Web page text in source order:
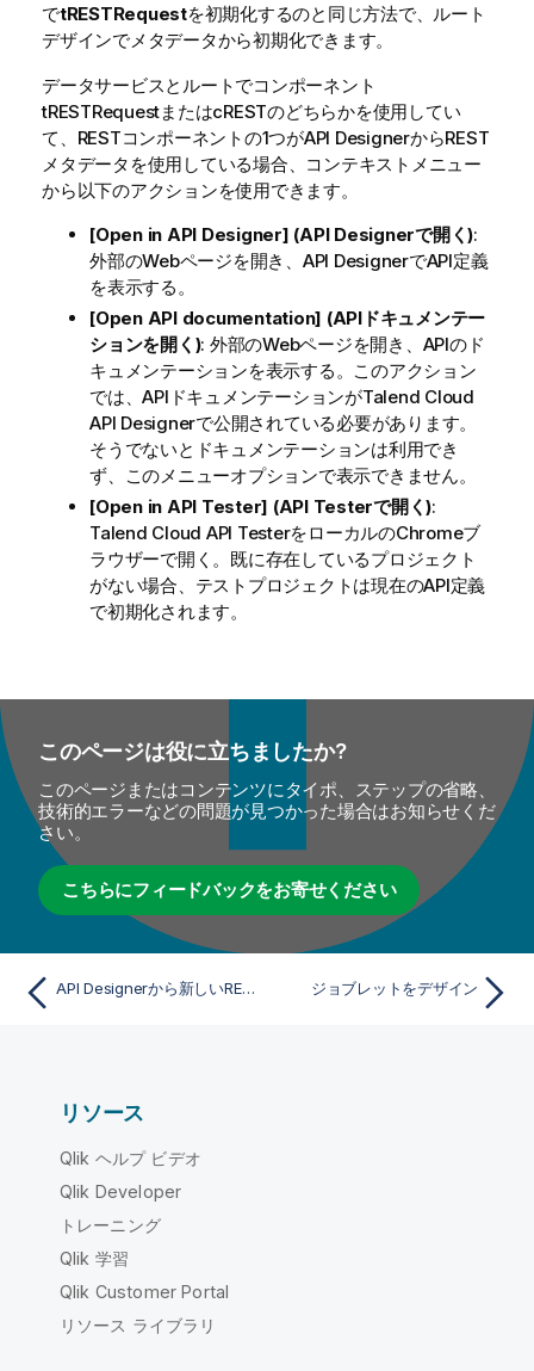
でtRESTRequestを初期化するのと同じ方法で、ルート
デザインでメタデータから初期化できます。
データサービスとルートでコンポーネント
tRESTRequestまたはcRESTのどちらかを使用してい
て、RESTコンポーネントの1つがAPI DesignerからREST
メタデータを使用している場合、コンテキストメニュー
から以下のアクションを使用できます。
[Open in API Designer] (API Designerで開く):
外部のWebページを開き、API DesignerでAPI定義
を表示する。
[Open API documentation] (APIドキュメンテー
ションを開く): 外部のWebページを開き、APIのド
キュメンテーションを表示する。このアクション
では、APIドキュメンテーションがTalend Cloud
API Designerで公開されている必要があります。
そうでないとドキュメンテーションは利用でき
ず、このメニューオプションで表示できません。
[Open in API Tester] (API Testerで開く):
Talend Cloud API TesterをローカルのChromeブ
ラウザーで開く。既に存在しているプロジェクト
がない場合、テストプロジェクトは現在のAPI定義
で初期化されます。
このページは役に立ちましたか?
このページまたはコンテンツにタイポ、ステップの省略、
技術的エラーなどの問題が見つかった場合はお知らせくだ
さい。
こちらにフィードバックをお寄せください
API Designerから新しいREST APIメタデータを作成 ジョブレットをデザイン
リソース
Qlik ヘルプ ビデオ
Qlik Developer
トレーニング
Qlik 学習
Qlik Customer Portal
リソース ライブラリ